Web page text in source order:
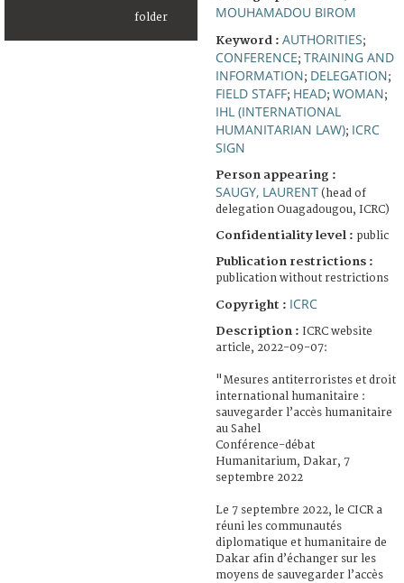
MOUHAMADOU BIROM
Keyword : AUTHORITIES;
CONFERENCE; TRAINING AND
INFORMATION; DELEGATION;
FIELD STAFF; HEAD; WOMAN;
IHL (INTERNATIONAL
HUMANITARIAN LAW); ICRC
SIGN
Person appearing :
SAUGY, LAURENT (head of
delegation Ouagadougou, ICRC)
Confidentiality level : public
Publication restrictions :
publication without restrictions
Copyright : ICRC
Description : ICRC website
article, 2022-09-07:
"Mesures antiterroristes et droit
international humanitaire :
sauvegarder l’accès humanitaire
au Sahel
Conférence-débat
Humanitarium, Dakar, 7
septembre 2022
Le 7 septembre 2022, le CICR a
réuni les communautés
diplomatique et humanitaire de
Dakar afin d’échanger sur les
moyens de sauvegarder l’accès